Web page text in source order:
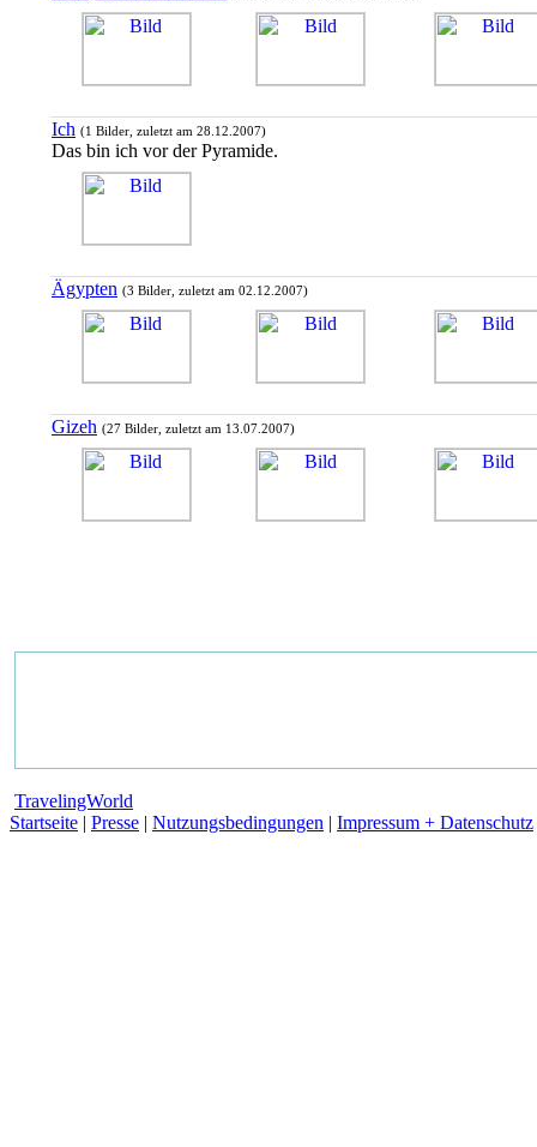
Ich (1 Bilder, zuletzt am 28.12.2007)
Das bin ich vor der Pyramide.
Ägypten (3 Bilder, zuletzt am 02.12.2007)
Gizeh (27 Bilder, zuletzt am 13.07.2007)
TravelingWorld
Startseite | Presse | Nutzungsbedingungen | Impressum + Datenschutz